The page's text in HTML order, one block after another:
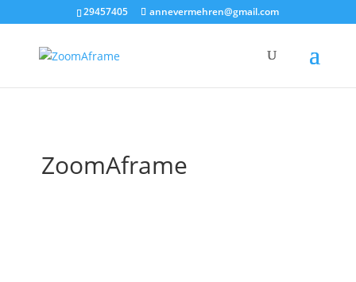
29457405 annevermehren@gmail.com
ZoomAframe